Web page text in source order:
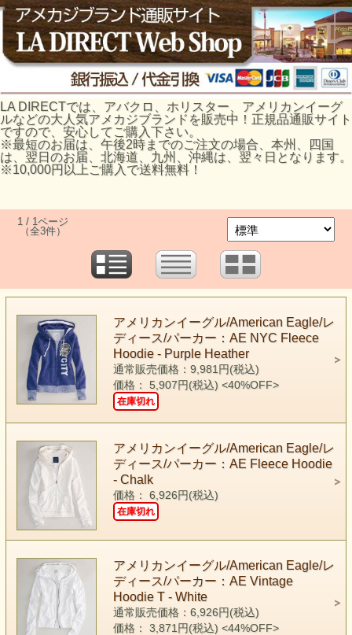
LA DIRECTでは、アバクロ、ホリスター、アメリカンイーグ
ルなどの大人気アメカジブランドを販売中！正規品通販サイト
ですので、安心してご購入下さい。
※最短のお届は、午後2時までのご注文の場合、本州、四国
は、翌日のお届、北海道、九州、沖縄は、翌々日となります。
※10,000円以上ご購入で送料無料！
1 / 1ページ
（全3件）
アメリカンイーグル/American Eagle/レ
ディース/パーカー：AE NYC Fleece
Hoodie - Purple Heather
通常販売価格：9,981円(税込)
価格： 5,907円(税込) <40%OFF>
在庫切れ
アメリカンイーグル/American Eagle/レ
ディース/パーカー：AE Fleece Hoodie
- Chalk
価格： 6,926円(税込)
在庫切れ
アメリカンイーグル/American Eagle/レ
ディース/パーカー：AE Vintage
Hoodie T - White
通常販売価格：6,926円(税込)
価格： 3,871円(税込) <44%OFF>